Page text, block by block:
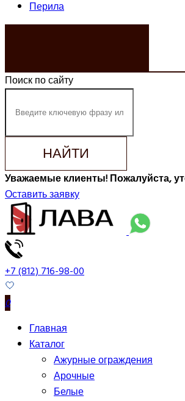
Перила
Поиск по сайту
НАЙТИ
Уважаемые клиенты! Пожалуйста,
Оставить заявку
+7 (812) 716-98-00
0
Главная
Каталог
Ажурные ограждения
Арочные
Белые